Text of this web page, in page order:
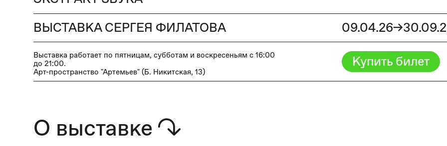
ВЫСТАВКА СЕРГЕЯ ФИЛАТОВА
Выставка работает по пятницам, субботам и воскресеньям с 16:00
до 21:00.
Арт-пространство "Артемьев" (Б. Никитская, 13)
Купить билет
О выставке↷